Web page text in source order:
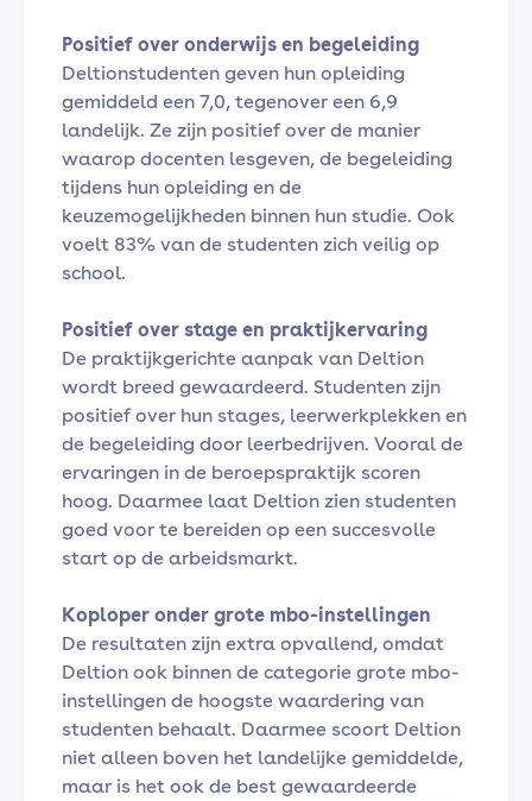
Positief over onderwijs en begeleiding
Deltionstudenten geven hun opleiding
gemiddeld een 7,0, tegenover een 6,9
landelijk. Ze zijn positief over de manier
waarop docenten lesgeven, de begeleiding
tijdens hun opleiding en de
keuzemogelijkheden binnen hun studie. Ook
voelt 83% van de studenten zich veilig op
school.
Positief over stage en praktijkervaring
De praktijkgerichte aanpak van Deltion
wordt breed gewaardeerd. Studenten zijn
positief over hun stages, leerwerkplekken en
de begeleiding door leerbedrijven. Vooral de
ervaringen in de beroepspraktijk scoren
hoog. Daarmee laat Deltion zien studenten
goed voor te bereiden op een succesvolle
start op de arbeidsmarkt.
Koploper onder grote mbo-instellingen
De resultaten zijn extra opvallend, omdat
Deltion ook binnen de categorie grote mbo-
instellingen de hoogste waardering van
studenten behaalt. Daarmee scoort Deltion
niet alleen boven het landelijke gemiddelde,
maar is het ook de best gewaardeerde